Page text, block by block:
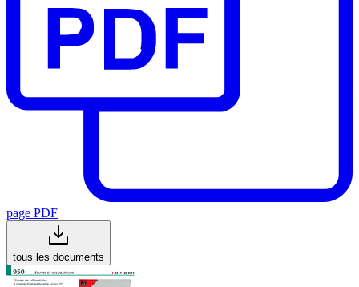
page PDF
tous les documents